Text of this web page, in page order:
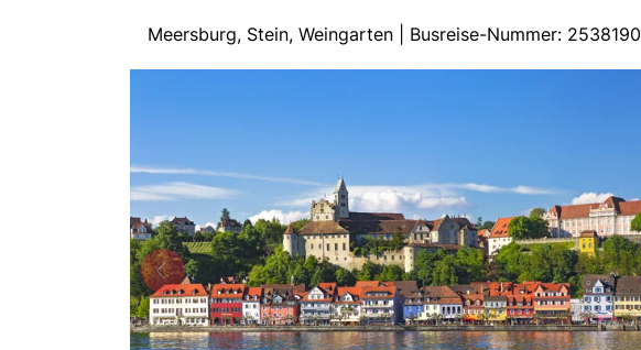
Meersburg, Stein, Weingarten | Busreise-Nummer: 2538190